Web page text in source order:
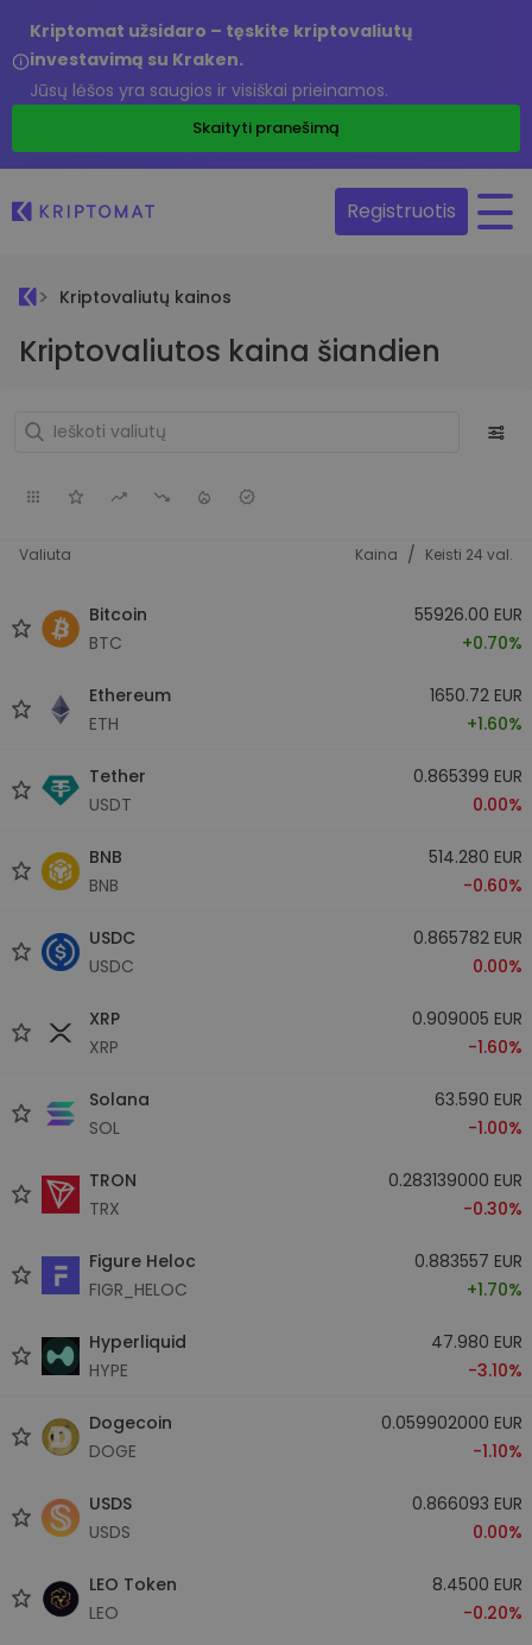
Kriptomat užsidaro – tęskite kriptovaliutų
investavimą su Kraken.
Jūsų lėšos yra saugios ir visiškai prieinamos.
Skaityti pranešimą
Registruotis
Kriptovaliutų kainos
Kriptovaliutos kaina šiandien
Valiuta Kaina / Keisti 24 val.
Bitcoin
BTC
55926.00 EUR
+0.70%
Ethereum
ETH
1650.72 EUR
+1.60%
Tether
USDT
0.865399 EUR
0.00%
BNB
BNB
514.280 EUR
-0.60%
USDC
USDC
0.865782 EUR
0.00%
XRP
XRP
0.909005 EUR
-1.60%
Solana
SOL
63.590 EUR
-1.00%
TRON
TRX
0.283139000 EUR
-0.30%
Figure Heloc
FIGR_HELOC
0.883557 EUR
+1.70%
Hyperliquid
HYPE
47.980 EUR
-3.10%
Dogecoin
DOGE
0.059902000 EUR
-1.10%
USDS
USDS
0.866093 EUR
0.00%
LEO Token
LEO
8.4500 EUR
-0.20%